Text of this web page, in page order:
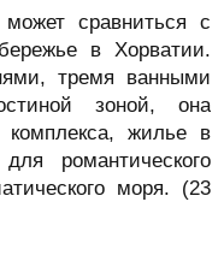
сравниться с
в Хорватии.
тремя ванными
зоной, она
комплекса, жилье в
романтического
моря. (23